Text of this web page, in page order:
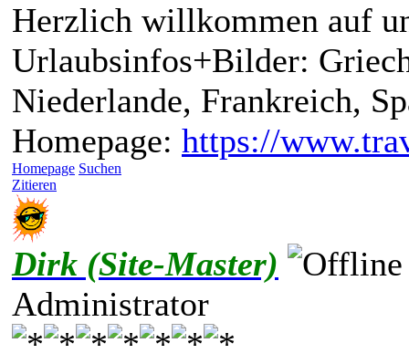
Herzlich willkommen auf
Urlaubsinfos+Bilder:
Niederlande, Frankreich,
Homepage: https://
Homepage Suchen
Zitieren
Dirk (Site-Master)
Administrator